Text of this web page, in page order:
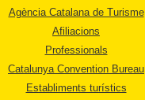
Agència Catalana de Turisme
Afiliacions
Professionals
Catalunya Convention Bureau
Establiments turístics